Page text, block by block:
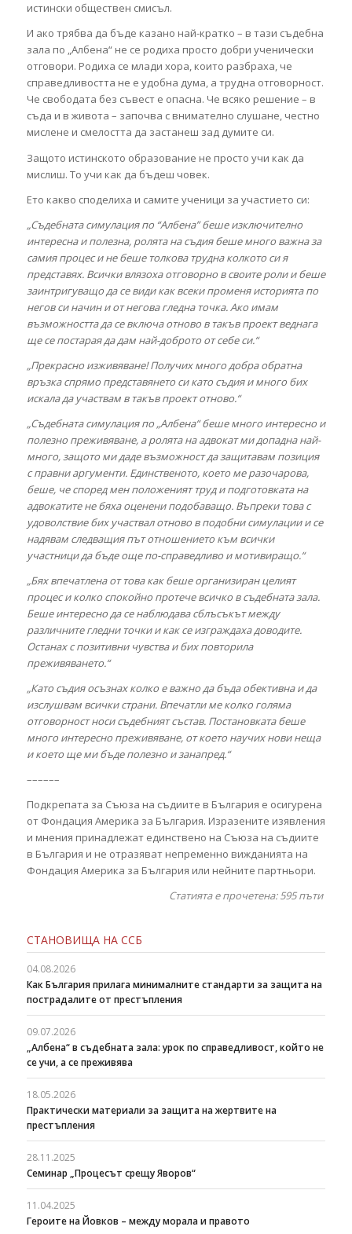
истински обществен смисъл.
И ако трябва да бъде казано най-кратко – в тази съдебна
зала по „Албена“ не се родиха просто добри ученически
отговори. Родиха се млади хора, които разбраха, че
справедливостта не е удобна дума, а трудна отговорност.
Че свободата без съвест е опасна. Че всяко решение – в
съда и в живота – започва с внимателно слушане, честно
мислене и смелостта да застанеш зад думите си.
Защото истинското образование не просто учи как да
мислиш. То учи как да бъдеш човек.
Ето какво споделиха и самите ученици за участието си:
„Съдебната симулация по “Албена” беше изключително
интересна и полезна, ролята на съдия беше много важна за
самия процес и не беше толкова трудна колкото си я
представях. Всичкивлязоха отговорно в своите роли и беше
заинтригуващо да се види как всеки променя историята по
негов си начин и от негова гледна точка. Ако имам
възможността да се включа отново в такъв проект веднага
ще се постарая да дам най-доброто от себе си.“
„Прекрасно изживяване! Получих много добра обратна
връзка спрямо представянето си като съдия и много бих
искала да участвам в такъв проект отново.“
„Съдебната симулация по „Албена“ беше много интересно и
полезно преживяване, а ролята на адвокат ми допадна най-
много, защото ми даде възможност да защитавам позиция
с правни аргументи. Единственото, което ме разочарова,
беше, че според мен положеният труд и подготовката на
адвокатите не бяха оценени подобаващо. Въпреки това с
удоволствие бих участвал отново в подобни симулации и се
надявам следващия път отношението към всички
участници да бъде още по-справедливо и мотивиращо.“
„Бях впечатлена от това как беше организиран целият
процес и колко спокойно протече всичко в съдебната зала.
Беше интересно да се наблюдава сблъсъкът между
различните гледни точки и как се изграждаха доводите.
Останах с позитивни чувства и бих повторила
преживяването.“
„Като съдия осъзнах колко е важно да бъда обективна и да
изслушвам всички страни. Впечатли ме колко голяма
отговорност носи съдебният състав. Постановката беше
много интересно преживяване, от което научих нови неща
и което ще ми бъде полезно и занапред.“
––––––
Подкрепата за Съюза на съдиите в България е осигурена
от Фондация Америка за България. Изразените изявления
и мнения принадлежат единствено на Съюза на съдиите
в България и не отразяват непременно вижданията на
Фондация Америка за България или нейните партньори.
Статията е прочетена: 595пъти
СТАНОВИЩА НА ССБ
04.08.2026
Как България прилага минималните стандарти за защита на
пострадалите от престъпления
09.07.2026
„Албена“ в съдебната зала: урок по справедливост, който не
се учи, а се преживява
18.05.2026
Практически материали за защита на жертвите на
престъпления
28.11.2025
Семинар „Процесът срещу Яворов“
11.04.2025
Героите на Йовков – между морала и правото